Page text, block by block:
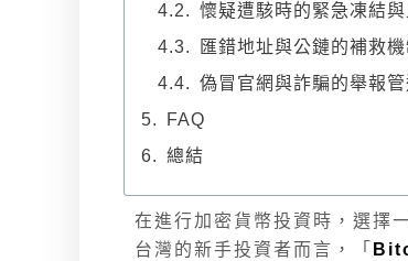
懷疑遭駭時的緊急凍結與
匯錯地址與公鏈的補救機
偽冒官網與詐騙的舉報管
FAQ
總結
在進行加密貨幣投資時，選擇
台灣的新手投資者而言，「